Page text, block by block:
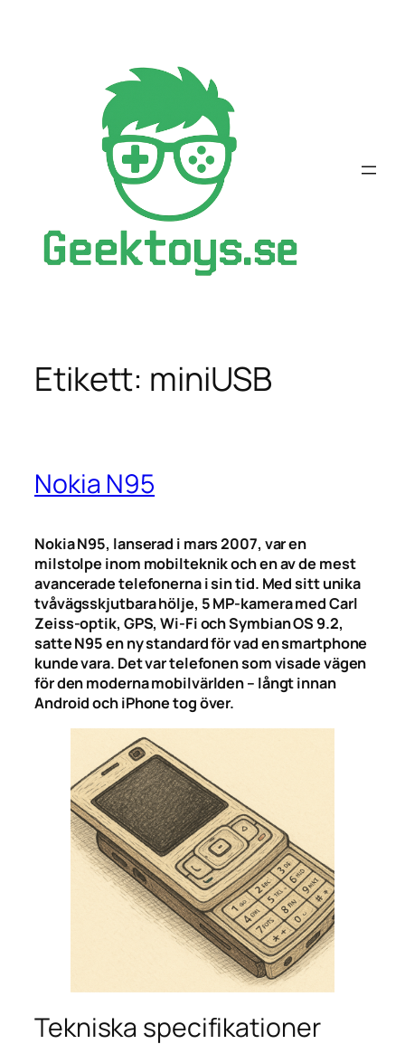
Etikett: miniUSB
Nokia N95
Nokia N95, lanserad i mars 2007, var en
milstolpe inom mobilteknik och en av de mest
avancerade telefonerna i sin tid. Med sitt unika
tvåvägsskjutbara hölje, 5 MP-kamera med Carl
Zeiss-optik, GPS, Wi-Fi och Symbian OS 9.2,
satte N95 en ny standard för vad en smartphone
kunde vara. Det var telefonen som visade vägen
för den moderna mobilvärlden – långt innan
Android och iPhone tog över.
Tekniska specifikationer